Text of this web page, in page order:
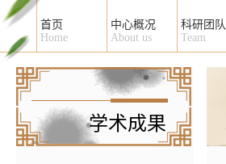
首页
Home
中心概况
About us
科研团队
Team
学术成果